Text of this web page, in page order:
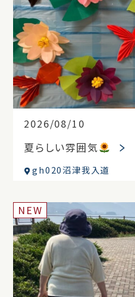
2026/08/10
夏らしい雰囲気
gh020沼津我入道
NEW